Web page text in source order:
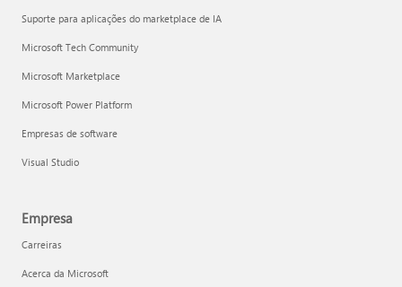
Suporte para aplicações do marketplace de IA
Microsoft Tech Community
Microsoft Marketplace
Microsoft Power Platform
Empresas de software
Visual Studio
Empresa
Carreiras
Acerca da Microsoft